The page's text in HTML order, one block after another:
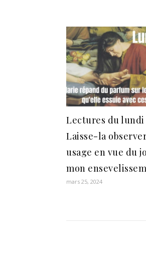
Lectures du lundi
Laisse-la
usage en vue du
mon
mars 25, 2024